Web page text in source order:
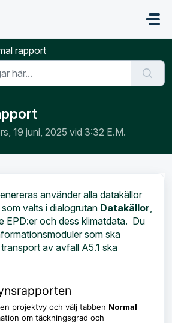
rapport
19 juni, 2025 vid 3:32 E.M.
använder alla datakällor
valts i dialogrutan Datakällor,
EPD:er och dess klimatdata. Du
som ska
av avfall A5.1 ska
projektvy och välj tabben Normal
om täckningsgrad och